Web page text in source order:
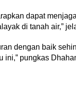
dapat
di tanah air,”
dengan baik
ini,” pungkas